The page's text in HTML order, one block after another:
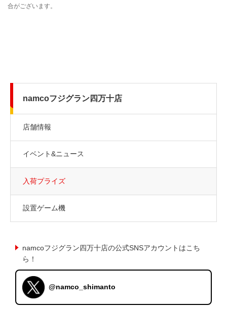
namcoフジグラン四万十店
店舗情報
イベント&ニュース
入荷プライズ
設置ゲーム機
namcoフジグラン四万十店の公式SNSアカウントはこち
ら！
@namco_shimanto